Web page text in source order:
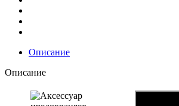
Описание
Описание